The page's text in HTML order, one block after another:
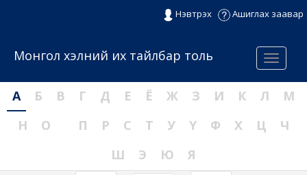
Нэвтрэх Ашиглах заавар
Menu
Монгол хэлний их тайлбар толь
А Б В Г Д Е Ё Ж З И К Л
М
Н
О П Р С Т У Ү Ф Х Ц
Ч
Ш
Э Ю Я